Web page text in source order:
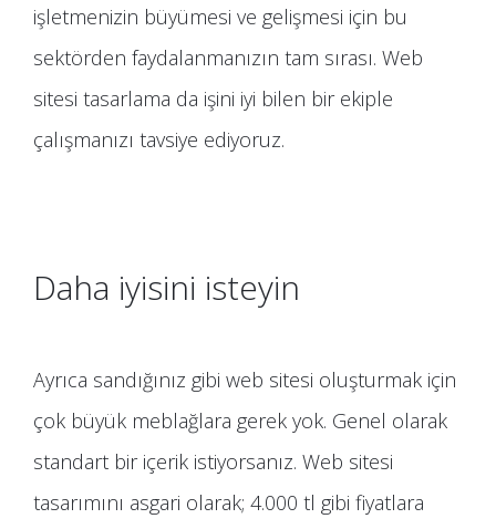
işletmenizin büyümesi ve gelişmesi için bu
sektörden faydalanmanızın tam sırası. Web
sitesi tasarlama da işini iyi bilen bir ekiple
çalışmanızı tavsiye ediyoruz.
Daha iyisini isteyin
Ayrıca sandığınız gibi web sitesi oluşturmak için
çok büyük meblağlara gerek yok. Genel olarak
standart bir içerik istiyorsanız. Web sitesi
tasarımını asgari olarak; 4.000 tl gibi fiyatlara